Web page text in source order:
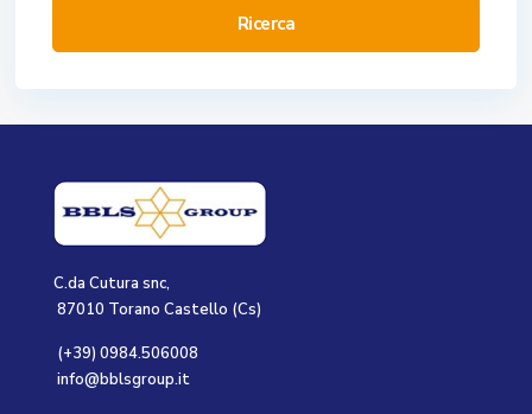
Ricerca
C.da Cutura snc,
87010 Torano Castello (Cs)
(+39) 0984.506008
info@bblsgroup.it